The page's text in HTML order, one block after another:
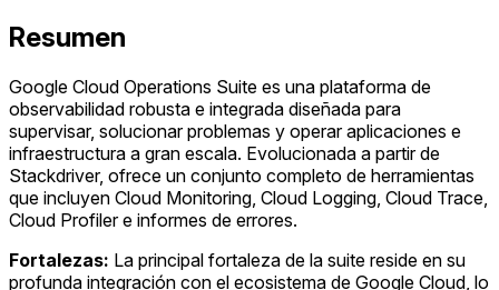
Resumen
Google Cloud Operations Suite es una plataforma de
observabilidad robusta e integrada diseñada para
supervisar, solucionar problemas y operar aplicaciones e
infraestructura a gran escala. Evolucionada a partir de
Stackdriver, ofrece un conjunto completo de herramientas
que incluyen Cloud Monitoring, Cloud Logging, Cloud Trace,
Cloud Profiler e informes de errores.
Fortalezas: La principal fortaleza de la suite reside en su
profunda integración con el ecosistema de Google Cloud, lo